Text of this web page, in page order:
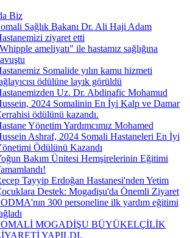
Biz
Sağlık Bakanı Dr. Ali Haji Adam
ziyaret etti
ameliyatı" ile hastamız sağlığına
Somalide yılın kamu hizmeti
ödülüne layık görüldü
Uz. Dr. Abdinafic Mohamud
2024 Somalinin En İyi Kalp ve Damar
ödülünü kazandı.
Yönetim Yardımcımız Mohamed
Ashraf, 2024 Somali Hastaneleri En İyi
Ödülünü Kazandı
Bakım Ünitesi Hemşirelerinin Eğitimi
Tayyip Erdoğan Hastanesi'nden Yetim
Destek: Mogadişu'da Önemli Ziyaret
300 personeline ilk yardım eğitimi
MOGADİŞU BÜYÜKELÇİLİK
YAPILDI.